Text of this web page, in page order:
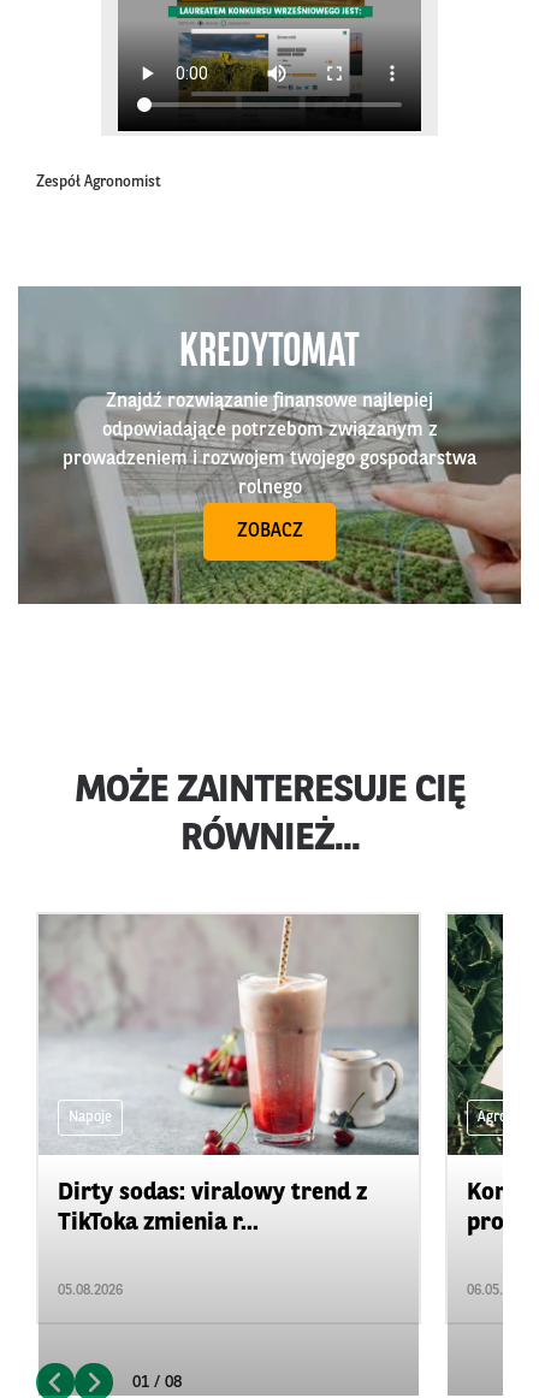
Zespół Agronomist
KREDYTOMAT
Znajdź rozwiązanie finansowe najlepiej
odpowiadające potrzebom związanym z
prowadzeniem i rozwojem twojego gospodarstwa
rolnego
ZOBACZ
MOŻE ZAINTERESUJE CIĘ
RÓWNIEŻ...
Napoje
Dirty sodas: viralowy trend z
TikToka zmienia r...
05.08.2026
Agro na
06.05.2026
01 / 08